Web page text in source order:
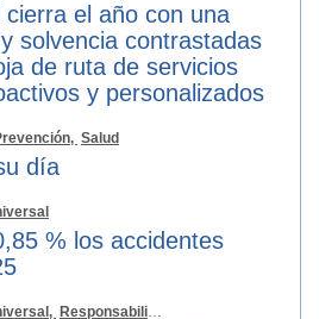
el año con una
solvencia contrastadas
de ruta de servicios
y personalizados
Salud
día
% los accidentes
Responsabilidad Social